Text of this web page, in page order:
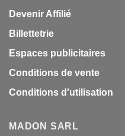
Devenir Affilié
Billettetrie
Espaces publicitaires
Conditions de vente
Conditions d'utilisation
MADON SARL